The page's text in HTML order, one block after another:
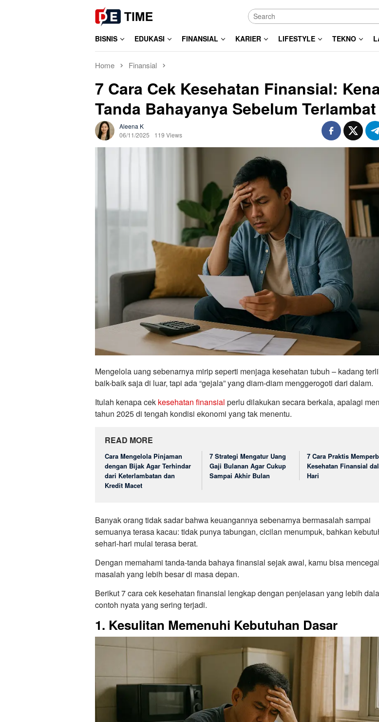
BISNIS EDUKASI FINANSIAL KARIER LIFESTYLE TEKNO
Home Finansial
7 Cara Cek Kesehatan Finansial:
Tanda Bahayanya Sebelum Terlambat
Aleena K
06/11/2025
119 Views
Mengelola uang sebenarnya mirip seperti menjaga kesehatan tubuh – kadang
baik-baik saja di luar, tapi ada “gejala” yang diam-diam menggerogoti dari dalam.
Itulah kenapa cek kesehatan finansial perlu dilakukan secara berkala, apalagi
tahun 2025 di tengah kondisi ekonomi yang tak menentu.
READ MORE
Cara Mengelola Pinjaman
dengan Bijak Agar Terhindar
dari Keterlambatan dan
Kredit Macet
7 Strategi Mengatur Uang
Gaji Bulanan Agar Cukup
Sampai Akhir Bulan
7 Cara Praktis
Kesehatan Finansial
Hari
Banyak orang tidak sadar bahwa keuangannya sebenarnya bermasalah sampai
semuanya terasa kacau: tidak punya tabungan, cicilan menumpuk, bahkan
sehari-hari mulai terasa berat.
Dengan memahami tanda-tanda bahaya finansial sejak awal, kamu bisa
masalah yang lebih besar di masa depan.
Berikut 7 cara cek kesehatan finansial lengkap dengan penjelasan yang lebih
contoh nyata yang sering terjadi.
1. Kesulitan Memenuhi Kebutuhan Dasar